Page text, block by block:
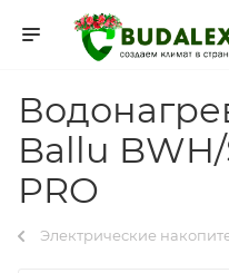
Ballu BWH/
PRO
Электрические